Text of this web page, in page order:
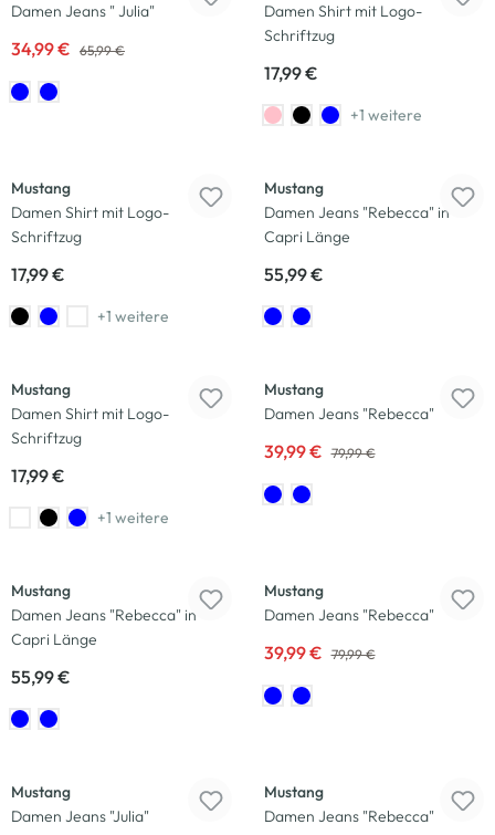
Damen Jeans " Julia"
34,99 € 65,99 €
Damen Shirt mit Logo-
Schriftzug
17,99 €
+1 weitere
Mustang
Damen Shirt mit Logo-
Schriftzug
17,99 €
+1 weitere
Mustang
Damen Jeans "Rebecca" in
Capri Länge
55,99 €
Mustang
Damen Shirt mit Logo-
Schriftzug
17,99 €
+1 weitere
Mustang
Damen Jeans "Rebecca"
39,99 € 79,99 €
Mustang
Damen Jeans "Rebecca" in
Capri Länge
55,99 €
Mustang
Damen Jeans "Rebecca"
39,99 € 79,99 €
Mustang
Damen Jeans "Julia"
Mustang
Damen Jeans "Rebecca"